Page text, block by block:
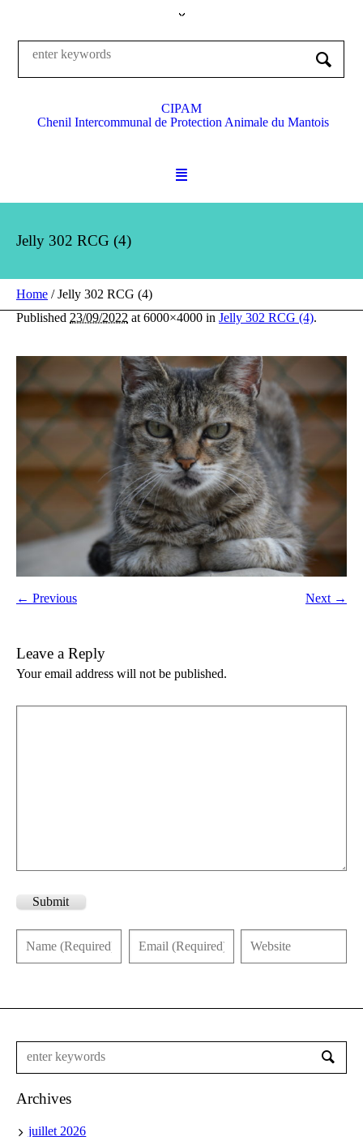
CIPAM
Chenil Intercommunal de Protection Animale du Mantois
Jelly 302 RCG (4)
Home /Jelly 302 RCG (4)
Published 23/09/2022 at 6000×4000 in Jelly 302 RCG (4).
← Previous Next →
Leave a Reply
Your email address will not be published.
Submit
Archives
juillet 2026